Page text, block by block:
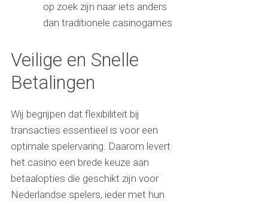
op zoek zijn naar iets anders
dan traditionele casinogames
Veilige en Snelle
Betalingen
Wij begrijpen dat flexibiliteit bij
transacties essentieel is voor een
optimale spelervaring. Daarom levert
het casino een brede keuze aan
betaalopties die geschikt zijn voor
Nederlandse spelers, ieder met hun